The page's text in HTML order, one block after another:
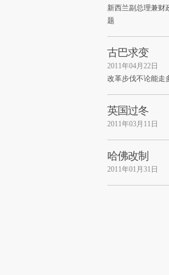
新西兰副总理兼财
题
古巴求变
2011年04月22日
改革步伐不论能走
英国过冬
2011年03月11日
哈佛改制
2011年01月31日